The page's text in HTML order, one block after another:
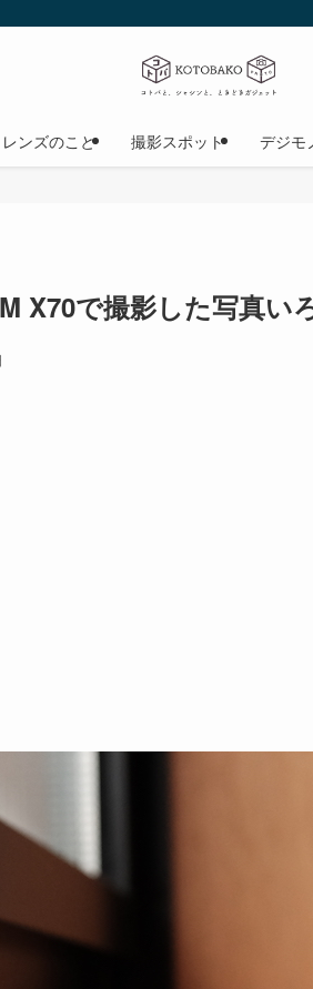
レンズのこと 撮影スポット デジモ
X70で撮影した写真い